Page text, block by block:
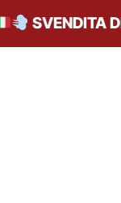
SVENDITA DI